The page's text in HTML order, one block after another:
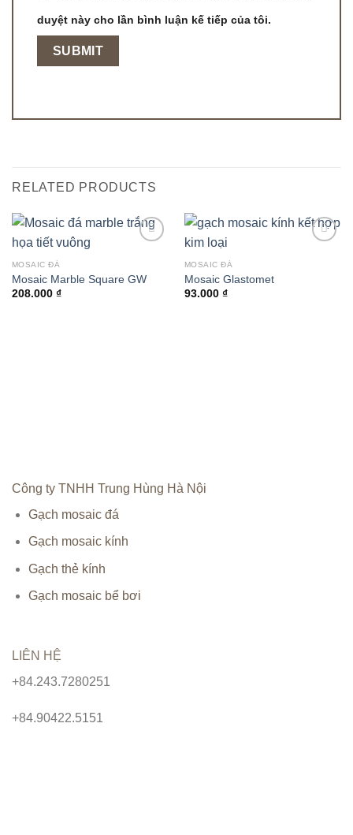
duyệt này cho lần bình luận kế tiếp của tôi.
RELATED PRODUCTS
MOSAIC ĐÁ
Mosaic Marble Square GW
208.000 ₫
MOSAIC ĐÁ
Mosaic Glastomet
93.000 ₫
Công ty TNHH Trung Hùng Hà Nội
Gạch mosaic đá
Gạch mosaic kính
Gạch thẻ kính
Gạch mosaic bể bơi
LIÊN HỆ
+84.243.7280251
+84.90422.5151